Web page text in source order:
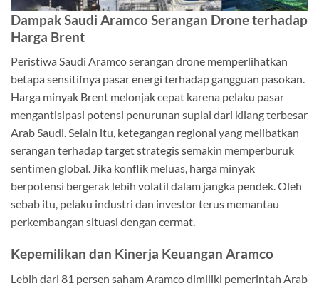
Dampak Saudi Aramco Serangan Drone terhadap
Harga Brent
Peristiwa Saudi Aramco serangan drone memperlihatkan
betapa sensitifnya pasar energi terhadap gangguan pasokan.
Harga minyak Brent melonjak cepat karena pelaku pasar
mengantisipasi potensi penurunan suplai dari kilang terbesar
Arab Saudi. Selain itu, ketegangan regional yang melibatkan
serangan terhadap target strategis semakin memperburuk
sentimen global. Jika konflik meluas, harga minyak
berpotensi bergerak lebih volatil dalam jangka pendek. Oleh
sebab itu, pelaku industri dan investor terus memantau
perkembangan situasi dengan cermat.
Kepemilikan dan Kinerja Keuangan Aramco
Lebih dari 81 persen saham Aramco dimiliki pemerintah Arab